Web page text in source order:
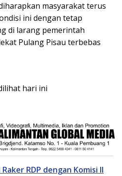
masyarakat terus
ini dengan tetap
di larang pemerintah
Pulang Pisau terbebas
hari ini
RDP dengan Komisi II